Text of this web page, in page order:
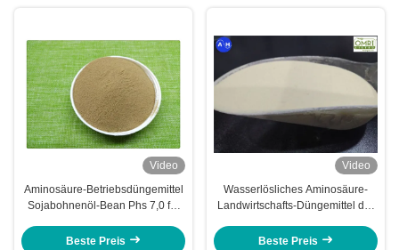
Video
Aminosäure-Betriebsdüngemittel
Sojabohnenöl-Bean Phs 7,0 für
Beste Preis
Video
Wasserlösliches Aminosäure-
Landwirtschafts-Düngemittel der
Beste Preis